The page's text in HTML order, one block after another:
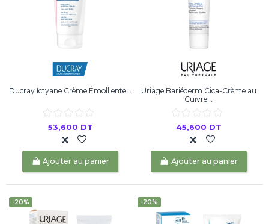
Ducray Ictyane Crème Émolliente...
53,600 DT
Ajouter au panier
Uriage Bariéderm Cica-Crème au
Cuivre...
45,600 DT
Ajouter au panier
-20% -20%